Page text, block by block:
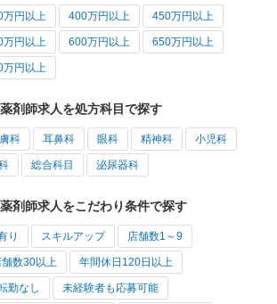
万円以上 400万円以上 450万円以上
万円以上 600万円以上 650万円以上
万円以上
剤師求人を処方科目で探す
科 耳鼻科 眼科 精神科 小児科
総合科目 泌尿器科
剤師求人をこだわり条件で探す
り スキルアップ 店舗数1～9
舗数30以上 年間休日120日以上
勤なし 未経験者も応募可能